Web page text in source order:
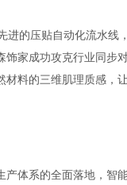
进的压贴自动化流水
饰家成功攻克行业同步
材料的三维肌理质感，
产体系的全面落地，智